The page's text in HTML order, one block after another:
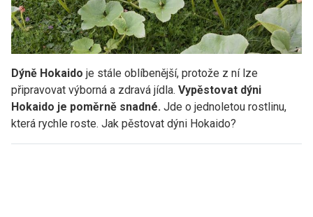
Dýně Hokaido je stále oblíbenější, protože z ní lze
připravovat výborná a zdravá jídla. Vypěstovat dýni
Hokaido je poměrně snadné. Jde o jednoletou rostlinu,
která rychle roste. Jak pěstovat dýni Hokaido?